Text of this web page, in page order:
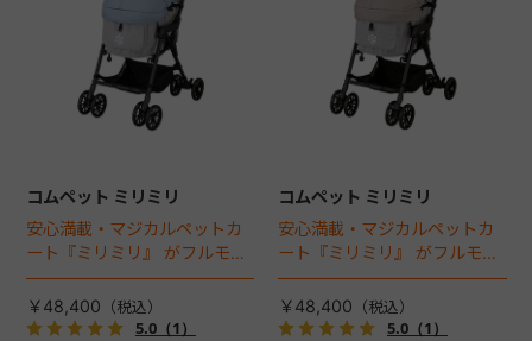
コムペット ミリミリ
安心満載・マジカルペットカ
ート『ミリミリ』 がフルモデ
ルチェンジ。 新機能「マジカ
ルフォールディング」搭載
￥48,400
5.0（1）
コムペット ミリミリ
安心満載・マジカルペットカ
ート『ミリミリ』 がフルモデ
ルチェンジ。 新機能「マジカ
ルフォールディング」搭載
￥48,400
5.0（1）